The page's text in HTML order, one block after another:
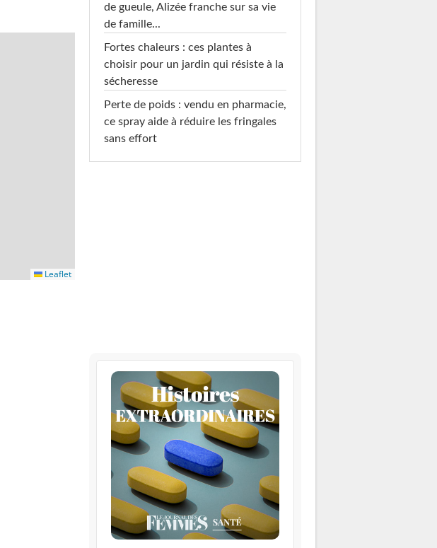
Leaflet
de gueule, Alizée franche sur sa vie
de famille...
Fortes chaleurs : ces plantes à
choisir pour un jardin qui résiste à la
sécheresse
Perte de poids : vendu en pharmacie,
ce spray aide à réduire les fringales
sans effort